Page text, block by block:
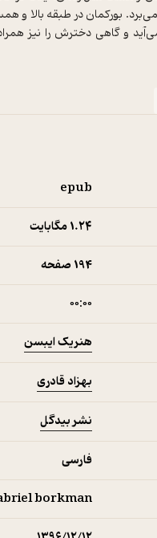
بورکمان در طبقه بالا و
و گاهی دخترش را نیز
مرموزی شده و در آستانه
epub
1.۲۴ مگابایت
194 صفحه
۰۰:۰۰
هنریک ایبسن
بهزاد قادری
نشر بیدگل
فارسی
borkman